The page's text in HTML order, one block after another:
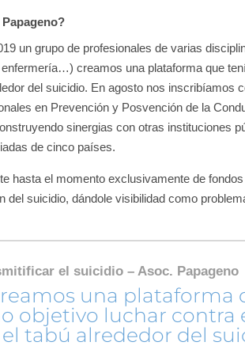
un grupo de profesionales de varias
creamos una plataforma que
del suicidio. En agosto nos inscribíamos
en Prevención y Posvención de la
sinergias con otras instituciones
de cinco países.
hasta el momento exclusivamente de
del suicidio, dándole visibilidad como
el suicidio – Asoc. Papageno
una plataforma
objetivo luchar contra
tabú alrededor del